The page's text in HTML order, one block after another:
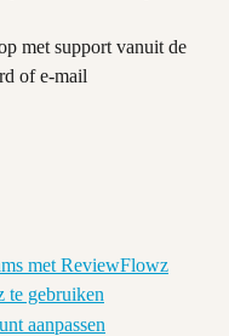
met support vanuit de
of e-mail
met ReviewFlowz
te gebruiken
aanpassen